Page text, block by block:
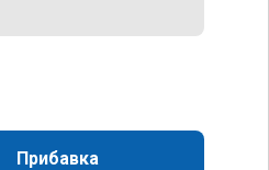
Прибавка